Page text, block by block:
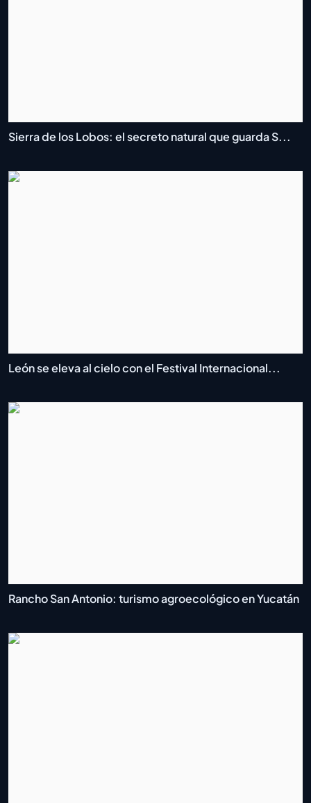
Sierra de los Lobos: el secreto natural que guarda S...
León se eleva al cielo con el Festival Internacional...
Rancho San Antonio: turismo agroecológico en Yucatán